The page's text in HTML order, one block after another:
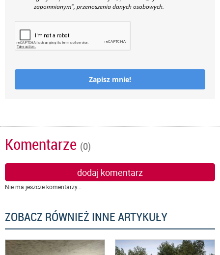
zapomnianym", przenoszenia danych osobowych.
Zapisz mnie!
Komentarze (0)
dodaj komentarz
Nie ma jeszcze komentarzy...
ZOBACZ RÓWNIEŻ INNE ARTYKUŁY